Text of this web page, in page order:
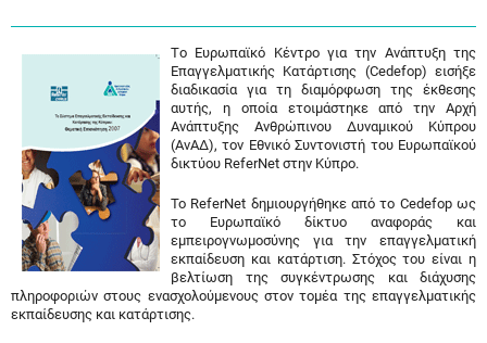
Tο Ευρωπαϊκό Κέντρο για την Ανάπτυξη της
Επαγγελματικής Κατάρτισης (Cedefop) εισήξε
διαδικασία για τη διαμόρφωση της έκθεσης
αυτής, η οποία ετοιμάστηκε από την Αρχή
Ανάπτυξης Ανθρώπινου Δυναμικού Κύπρου
(ΑνΑΔ), τον Εθνικό Συντονιστή του Ευρωπαϊκού
δικτύου ReferNet στην Κύπρο.
Το ReferNet δημιουργήθηκε από το Cedefop ως
το Ευρωπαϊκό δίκτυο αναφοράς και
εμπειρογνωμοσύνης για την επαγγελματική
εκπαίδευση και κατάρτιση. Στόχος του είναι η
βελτίωση της συγκέντρωσης και διάχυσης
πληροφοριών στους ενασχολούμενους στον τομέα της επαγγελματικής
εκπαίδευσης και κατάρτισης.